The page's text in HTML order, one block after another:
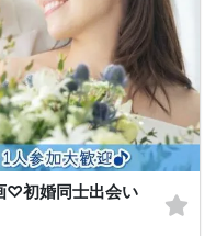
♡初婚同士出会い